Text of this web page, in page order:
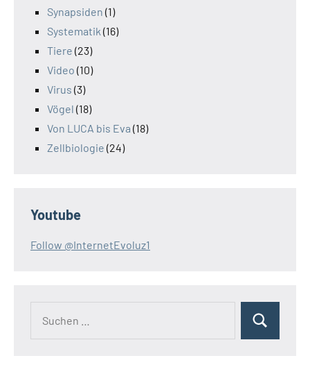
Synapsiden (1)
Systematik (16)
Tiere (23)
Video (10)
Virus (3)
Vögel (18)
Von LUCA bis Eva (18)
Zellbiologie (24)
Youtube
Follow @InternetEvoluz1
Suchen